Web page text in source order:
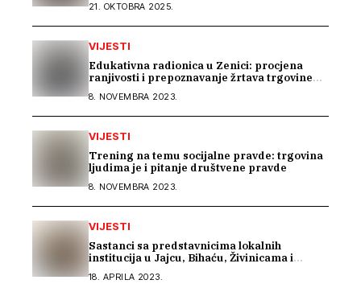
21. OKTOBRA 2025.
VIJESTI
Edukativna radionica u Zenici: procjena
ranjivosti i prepoznavanje žrtava trgovine
8. NOVEMBRA 2023.
VIJESTI
Trening na temu socijalne pravde: trgovina
ljudima je i pitanje društvene pravde
8. NOVEMBRA 2023.
VIJESTI
Sastanci sa predstavnicima lokalnih
institucija u Jajcu, Bihaću, Živinicama i
18. APRILA 2023.